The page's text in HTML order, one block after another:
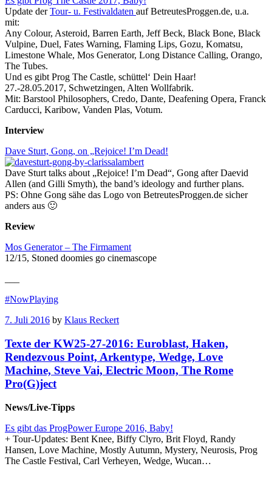
Update derTour- u. Festivaldaten auf BetreutesProggen.de, u.a.
mit:
Any Colour, Asteroid, Barren Earth, Jeff Beck, Black Bone, Black
Vulpine, Duel, Fates Warning, Flaming Lips, Gozu, Komatsu,
Limestone Whale, Mos Generator, Long Distance Calling, Orango,
The Tubes.
Und es gibt Prog The Castle, schüttel‘ Dein Haar!
27.-28.05.2017, Schwetzingen, Alten Wollfabrik.
Mit: Barstool Philosophers, Credo, Dante, Deafening Opera, Franck
Carducci, Karibow, Vanden Plas, Votum.
Interview
Dave Sturt, Gong, on „Rejoice! I’m Dead!
Dave Sturt talks about „Rejoice! I’m Dead“, Gong after Daevid
Allen (and Gilli Smyth), the band’s ideology and further plans.
PS: Ohne Gong sähe das Logo von BetreutesProggen.de sicher
anders aus 🙂
Review
Mos Generator – The Firmament
12/15, Stoned doomies go cinemascope
#NowPlaying
7. Juli 2016 by Klaus Reckert
Texte der KW25-27-2016: Euroblast, Haken,
Rendezvous Point, Arkentype, Wedge, Love
Machine, Steve Vai, Electric Moon, The Rome
Pro(G)ject
News/Live-Tipps
Es gibt das ProgPower Europe 2016, Baby!
+ Tour-Updates: Bent Knee, Biffy Clyro, Brit Floyd, Randy
Hansen, Love Machine, Mostly Autumn, Mystery, Neurosis, Prog
The Castle Festival, Carl Verheyen, Wedge, Wucan…